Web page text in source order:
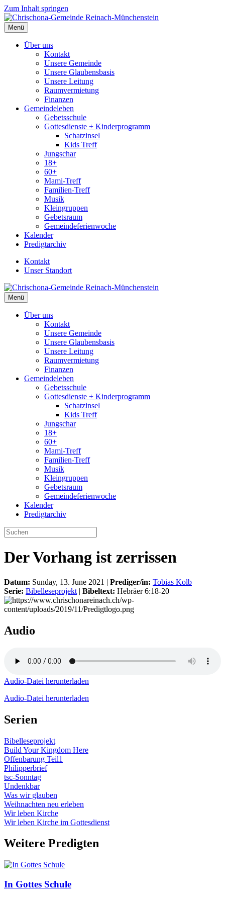
Zum Inhalt springen
Menü
Über uns
Kontakt
Unsere Gemeinde
Unsere Glaubensbasis
Unsere Leitung
Raumvermietung
Finanzen
Gemeindeleben
Gebetsschule
Gottesdienste + Kinderprogramm
Schatzinsel
Kids Treff
Jungschar
18+
60+
Mami-Treff
Familien-Treff
Musik
Kleingruppen
Gebetsraum
Gemeindeferienwoche
Kalender
Predigtarchiv
Kontakt
Unser Standort
Menü
Über uns
Kontakt
Unsere Gemeinde
Unsere Glaubensbasis
Unsere Leitung
Raumvermietung
Finanzen
Gemeindeleben
Gebetsschule
Gottesdienste + Kinderprogramm
Schatzinsel
Kids Treff
Jungschar
18+
60+
Mami-Treff
Familien-Treff
Musik
Kleingruppen
Gebetsraum
Gemeindeferienwoche
Kalender
Predigtarchiv
Der Vorhang ist zerrissen
Datum: Sunday, 13. June 2021 | Prediger/in: Tobias Kolb
Serie: Bibelleseprojekt | Bibeltext: Hebräer 6:18-20
Audio
Audio-Datei herunterladen
Audio-Datei herunterladen
Serien
Bibelleseprojekt
Build Your Kingdom Here
Offenbarung Teil1
Philipperbrief
tsc-Sonntag
Undenkbar
Was wir glauben
Weihnachten neu erleben
Wir leben Kirche
Wir leben Kirche im Gottesdienst
Weitere Predigten
In Gottes Schule